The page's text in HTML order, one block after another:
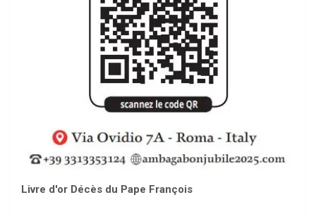
Livre d'or Décès du Pape François